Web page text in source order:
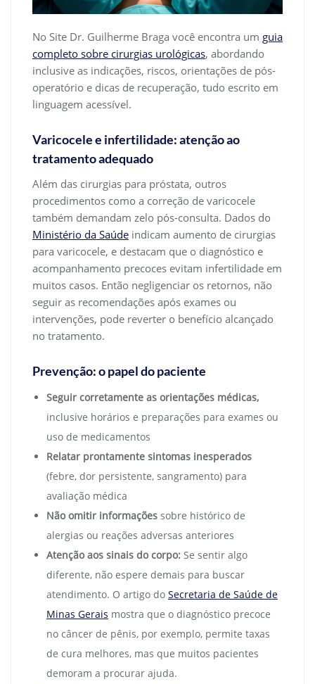
No Site Dr. Guilherme Braga você encontra um guia
completo sobre cirurgias urológicas, abordando
inclusive as indicações, riscos, orientações de pós-
operatório e dicas de recuperação, tudo escrito em
linguagem acessível.
Varicocele e infertilidade: atenção ao
tratamento adequado
Além das cirurgias para próstata, outros
procedimentos como a correção de varicocele
também demandam zelo pós-consulta. Dados do
Ministério da Saúde indicam aumento de cirurgias
para varicocele, e destacam que o diagnóstico e
acompanhamento precoces evitam infertilidade em
muitos casos. Então negligenciar os retornos, não
seguir as recomendações após exames ou
intervenções, pode reverter o benefício alcançado
no tratamento.
Prevenção: o papel do paciente
Seguir corretamente as orientações médicas,
inclusive horários e preparações para exames ou
uso de medicamentos
Relatar prontamente sintomas inesperados
(febre, dor persistente, sangramento) para
avaliação médica
Não omitir informações sobre histórico de
alergias ou reações adversas anteriores
Atenção aos sinais do corpo: Se sentir algo
diferente, não espere demais para buscar
atendimento. O artigo do Secretaria de Saúde de
Minas Gerais mostra que o diagnóstico precoce
no câncer de pênis, por exemplo, permite taxas
de cura melhores, mas que muitos pacientes
demoram a procurar ajuda.